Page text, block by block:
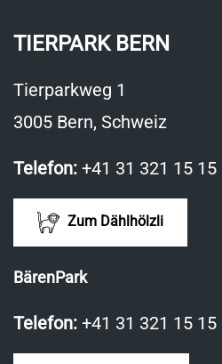
TIERPARK BERN
Tierparkweg 1
3005 Bern, Schweiz
Telefon: +41 31 321 15 15
Zum Dählhölzli
BärenPark
Telefon: +41 31 321 15 15